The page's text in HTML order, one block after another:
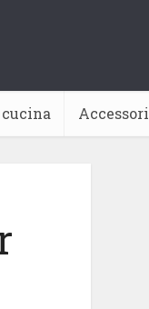
cucina Accessori